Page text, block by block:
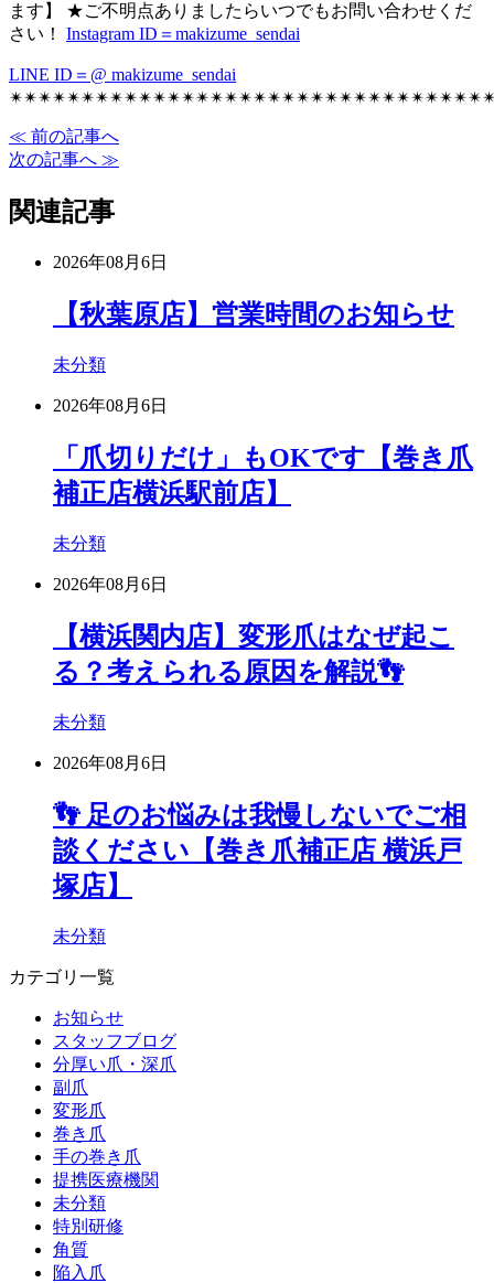
ます】 ★ご不明点ありましたらいつでもお問い合わせくだ
さい！ Instagram ID＝makizume_sendai
LINE ID＝@ makizume_sendai
≪ 前の記事へ
次の記事へ ≫
関連記事
2026年08月6日
【秋葉原店】営業時間のお知らせ
未分類
2026年08月6日
「爪切りだけ」もOKです【巻き爪
補正店横浜駅前店】
未分類
2026年08月6日
【横浜関内店】変形爪はなぜ起こ
る？考えられる原因を解説👣
未分類
2026年08月6日
👣 足のお悩みは我慢しないでご相
談ください【巻き爪補正店 横浜戸
塚店】
未分類
カテゴリ一覧
お知らせ
スタッフブログ
分厚い爪・深爪
副爪
変形爪
巻き爪
手の巻き爪
提携医療機関
未分類
特別研修
角質
陥入爪